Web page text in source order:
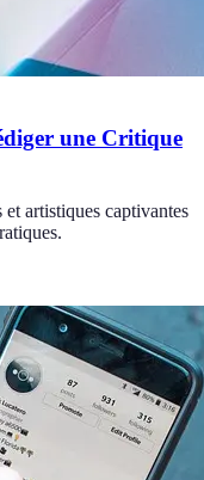
une Critique
artistiques captivantes